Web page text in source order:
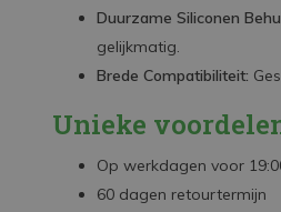
Duurzame Siliconen
gelijkmatig.
Brede Compatibiliteit:
Unieke
Op werkdagen voor
60 dagen retourtermijn